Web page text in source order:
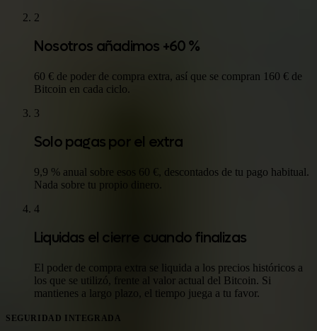
2
Nosotros añadimos +60 %
60 € de poder de compra extra, así que se compran 160 € de
Bitcoin en cada ciclo.
3
Solo pagas por el extra
9,9 % anual sobre esos 60 €, descontados de tu pago habitual.
Nada sobre tu propio dinero.
4
Liquidas el cierre cuando finalizas
El poder de compra extra se liquida a los precios históricos a
los que se utilizó, frente al valor actual del Bitcoin. Si
mantienes a largo plazo, el tiempo juega a tu favor.
SEGURIDAD INTEGRADA